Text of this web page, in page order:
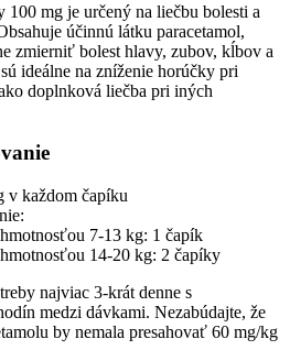
mg je určený na liečbu bolesti a
účinnú látku paracetamol,
zmierniť bolest hlavy, zubov, kĺbov a
ideálne na zníženie horúčky pri
doplnková liečba pri iných
v každom čapíku
7-13 kg: 1 čapík
14-20 kg: 2 čapíky
najviac 3-krát denne s
medzi dávkami. Nezabúdajte, že
by nemala presahovať 60 mg/kg